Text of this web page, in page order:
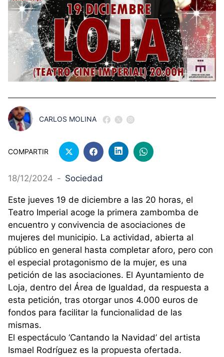
CARLOS MOLINA
COMPARTIR
18/12/2024 - Sociedad
Este jueves 19 de diciembre a las 20 horas, el
Teatro Imperial acoge la primera zambomba de
encuentro y convivencia de asociaciones de
mujeres del municipio. La actividad, abierta al
público en general hasta completar aforo, pero con
el especial protagonismo de la mujer, es una
petición de las asociaciones. El Ayuntamiento de
Loja, dentro del Área de Igualdad, da respuesta a
esta petición, tras otorgar unos 4.000 euros de
fondos para facilitar la funcionalidad de las
mismas.
El espectáculo ‘Cantando la Navidad’ del artista
Ismael Rodríguez es la propuesta ofertada.